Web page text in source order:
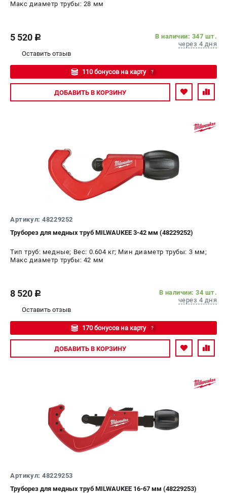
Макс диаметр трубы: 28 мм
5 520 c
В наличии: 347 шт.
через 4 дня
Оставить отзыв
110 бонусов на карту ?
Авторизуйтесь
ДОБАВИТЬ В КОРЗИНУ
Артикул: 48229252
Труборез для медных труб MILWAUKEE 3-42 мм (48229252)
Тип труб: медные; Вес: 0.604 кг; Мин диаметр трубы: 3 мм;
Макс диаметр трубы: 42 мм
8 520 c
В наличии: 34 шт.
через 4 дня
Оставить отзыв
170 бонусов на карту ?
Авторизуйтесь
ДОБАВИТЬ В КОРЗИНУ
Артикул: 48229253
Труборез для медных труб MILWAUKEE 16-67 мм (48229253)